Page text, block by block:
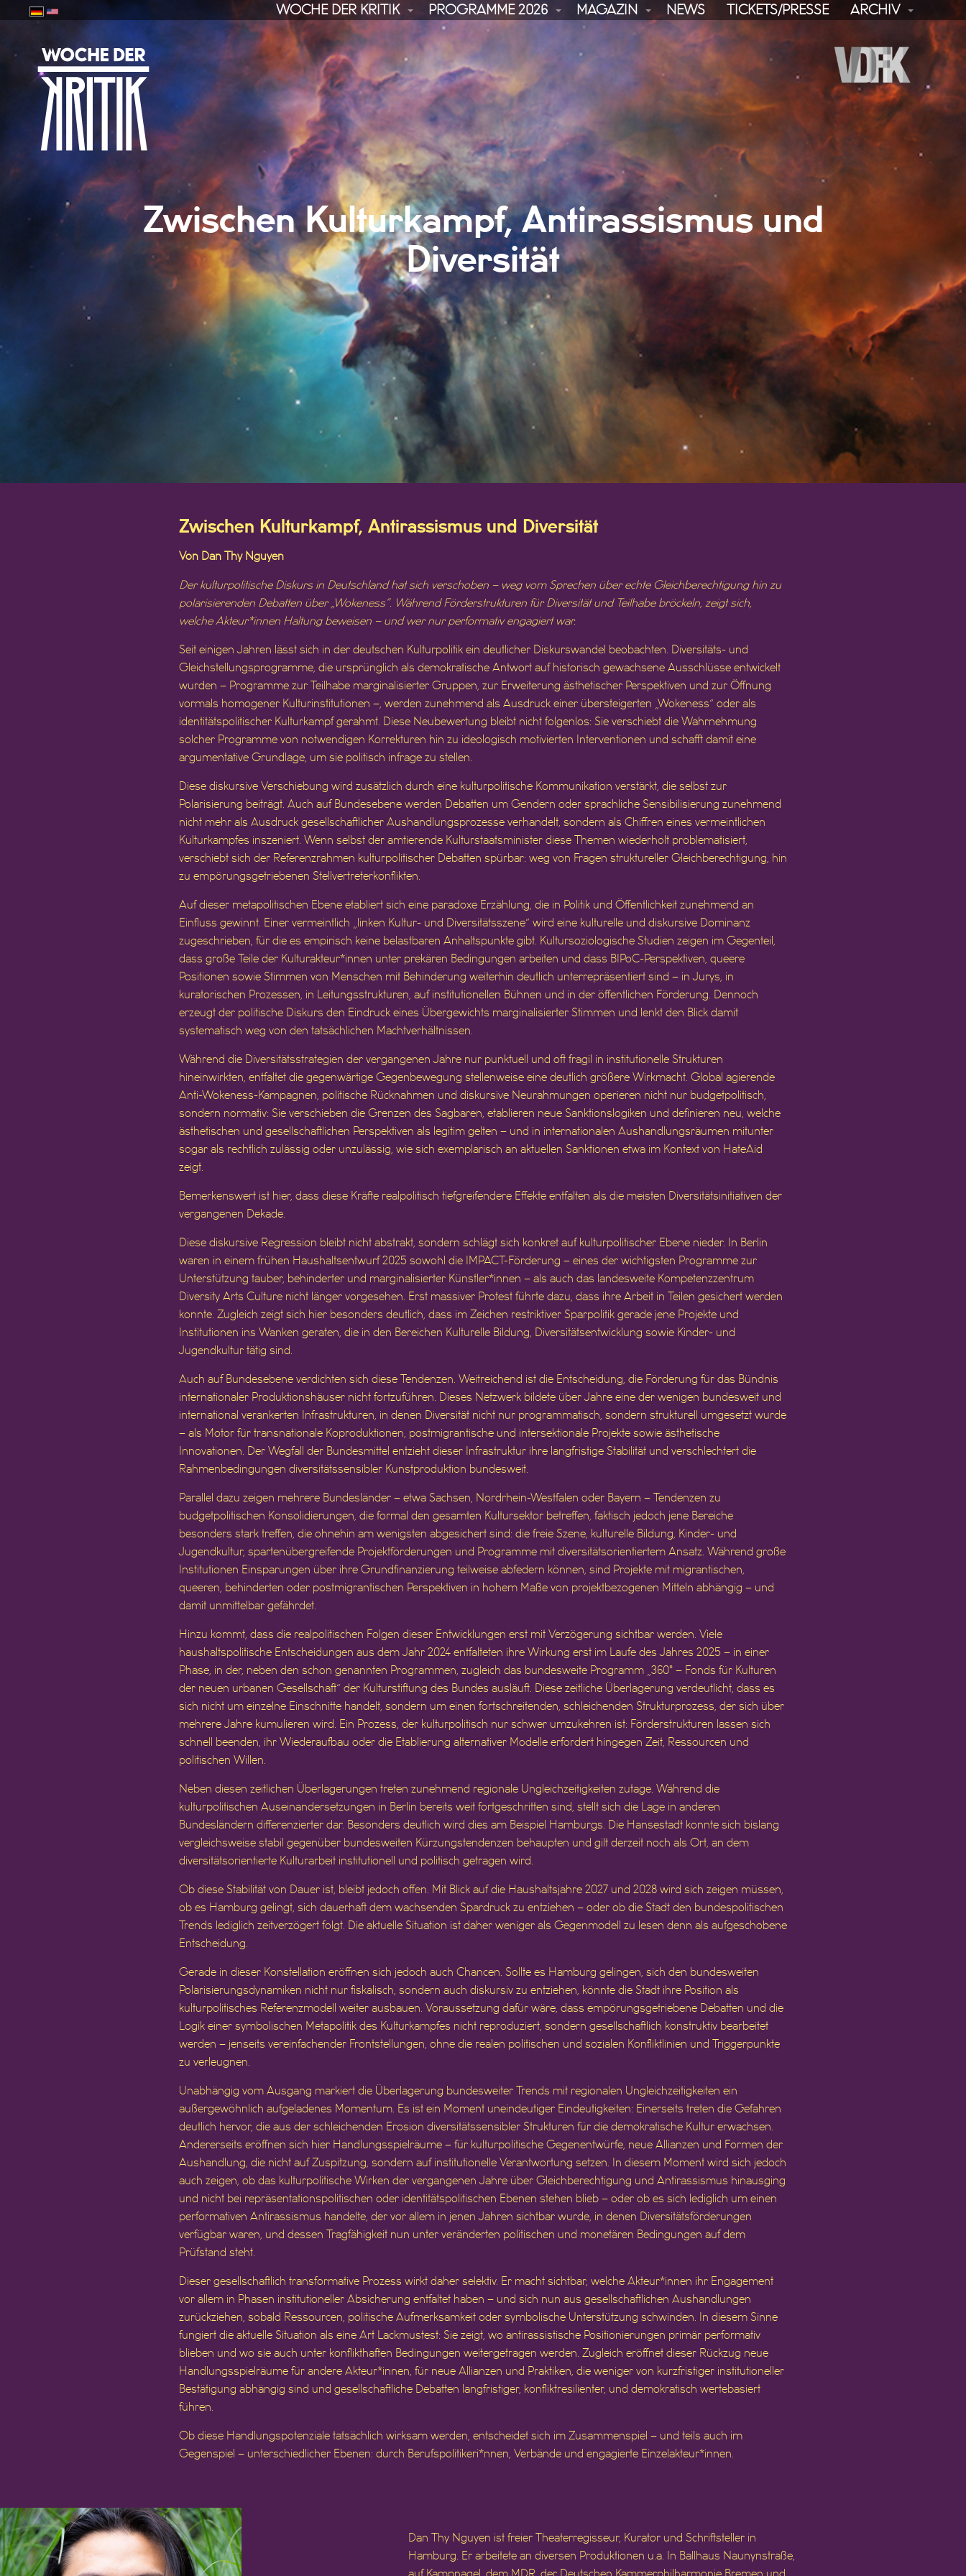
WOCHE DER KRITIK PROGRAMME 2026 MAGAZIN NEWS TICKETS/PRESSE ARCHIV
Zwischen Kulturkampf, Antirassismus und
Diversität
Zwischen Kulturkampf, Antirassismus und Diversität
Von Dan Thy Nguyen
Der kulturpolitische Diskurs in Deutschland hat sich verschoben – weg vom Sprechen über echte Gleichberechtigung hin zu
polarisierenden Debatten über „Wokeness“. Während Förderstrukturen für Diversität und Teilhabe bröckeln, zeigt sich,
welche Akteur*innen Haltung beweisen – und wer nur performativ engagiert war.
Seit einigen Jahren lässt sich in der deutschen Kulturpolitik ein deutlicher Diskurswandel beobachten. Diversitäts- und
Gleichstellungsprogramme, die ursprünglich als demokratische Antwort auf historisch gewachsene Ausschlüsse entwickelt
wurden – Programme zur Teilhabe marginalisierter Gruppen, zur Erweiterung ästhetischer Perspektiven und zur Öffnung
vormals homogener Kulturinstitutionen –, werden zunehmend als Ausdruck einer übersteigerten „Wokeness“ oder als
identitätspolitischer Kulturkampf gerahmt. Diese Neubewertung bleibt nicht folgenlos: Sie verschiebt die Wahrnehmung
solcher Programme von notwendigen Korrekturen hin zu ideologisch motivierten Interventionen und schafft damit eine
argumentative Grundlage, um sie politisch infrage zu stellen.
Diese diskursive Verschiebung wird zusätzlich durch eine kulturpolitische Kommunikation verstärkt, die selbst zur
Polarisierung beiträgt. Auch auf Bundesebene werden Debatten um Gendern oder sprachliche Sensibilisierung zunehmend
nicht mehr als Ausdruck gesellschaftlicher Aushandlungsprozesse verhandelt, sondern als Chiffren eines vermeintlichen
Kulturkampfes inszeniert. Wenn selbst der amtierende Kulturstaatsminister diese Themen wiederholt problematisiert,
verschiebt sich der Referenzrahmen kulturpolitischer Debatten spürbar: weg von Fragen struktureller Gleichberechtigung, hin
zu empörungsgetriebenen Stellvertreterkonflikten.
Auf dieser metapolitischen Ebene etabliert sich eine paradoxe Erzählung, die in Politik und Öffentlichkeit zunehmend an
Einfluss gewinnt. Einer vermeintlich „linken Kultur- und Diversitätsszene“ wird eine kulturelle und diskursive Dominanz
zugeschrieben, für die es empirisch keine belastbaren Anhaltspunkte gibt. Kultursoziologische Studien zeigen im Gegenteil,
dass große Teile der Kulturakteur*innen unter prekären Bedingungen arbeiten und dass BIPoC-Perspektiven, queere
Positionen sowie Stimmen von Menschen mit Behinderung weiterhin deutlich unterrepräsentiert sind – in Jurys, in
kuratorischen Prozessen, in Leitungsstrukturen, auf institutionellen Bühnen und in der öffentlichen Förderung. Dennoch
erzeugt der politische Diskurs den Eindruck eines Übergewichts marginalisierter Stimmen und lenkt den Blick damit
systematisch weg von den tatsächlichen Machtverhältnissen.
Während die Diversitätsstrategien der vergangenen Jahre nur punktuell und oft fragil in institutionelle Strukturen
hineinwirkten, entfaltet die gegenwärtige Gegenbewegung stellenweise eine deutlich größere Wirkmacht. Global agierende
Anti-Wokeness-Kampagnen, politische Rücknahmen und diskursive Neurahmungen operieren nicht nur budgetpolitisch,
sondern normativ: Sie verschieben die Grenzen des Sagbaren, etablieren neue Sanktionslogiken und definieren neu, welche
ästhetischen und gesellschaftlichen Perspektiven als legitim gelten – und in internationalen Aushandlungsräumen mitunter
sogar als rechtlich zulässig oder unzulässig, wie sich exemplarisch an aktuellen Sanktionen etwa im Kontext von HateAid
zeigt.
Bemerkenswert ist hier, dass diese Kräfte realpolitisch tiefgreifendere Effekte entfalten als die meisten Diversitätsinitiativen der
vergangenen Dekade.
Diese diskursive Regression bleibt nicht abstrakt, sondern schlägt sich konkret auf kulturpolitischer Ebene nieder. In Berlin
waren in einem frühen Haushaltsentwurf 2025 sowohl die IMPACT-Förderung – eines der wichtigsten Programme zur
Unterstützung tauber, behinderter und marginalisierter Künstler*innen – als auch das landesweite Kompetenzzentrum
Diversity Arts Culture nicht länger vorgesehen. Erst massiver Protest führte dazu, dass ihre Arbeit in Teilen gesichert werden
konnte. Zugleich zeigt sich hier besonders deutlich, dass im Zeichen restriktiver Sparpolitik gerade jene Projekte und
Institutionen ins Wanken geraten, die in den Bereichen Kulturelle Bildung, Diversitätsentwicklung sowie Kinder- und
Jugendkultur tätig sind.
Auch auf Bundesebene verdichten sich diese Tendenzen. Weitreichend ist die Entscheidung, die Förderung für das Bündnis
internationaler Produktionshäuser nicht fortzuführen. Dieses Netzwerk bildete über Jahre eine der wenigen bundesweit und
international verankerten Infrastrukturen, in denen Diversität nicht nur programmatisch, sondern strukturell umgesetzt wurde
– als Motor für transnationale Koproduktionen, postmigrantische und intersektionale Projekte sowie ästhetische
Innovationen. Der Wegfall der Bundesmittel entzieht dieser Infrastruktur ihre langfristige Stabilität und verschlechtert die
Rahmenbedingungen diversitätssensibler Kunstproduktion bundesweit.
Parallel dazu zeigen mehrere Bundesländer – etwa Sachsen, Nordrhein-Westfalen oder Bayern – Tendenzen zu
budgetpolitischen Konsolidierungen, die formal den gesamten Kultursektor betreffen, faktisch jedoch jene Bereiche
besonders stark treffen, die ohnehin am wenigsten abgesichert sind: die freie Szene, kulturelle Bildung, Kinder- und
Jugendkultur, spartenübergreifende Projektförderungen und Programme mit diversitätsorientiertem Ansatz. Während große
Institutionen Einsparungen über ihre Grundfinanzierung teilweise abfedern können, sind Projekte mit migrantischen,
queeren, behinderten oder postmigrantischen Perspektiven in hohem Maße von projektbezogenen Mitteln abhängig – und
damit unmittelbar gefährdet.
Hinzu kommt, dass die realpolitischen Folgen dieser Entwicklungen erst mit Verzögerung sichtbar werden. Viele
haushaltspolitische Entscheidungen aus dem Jahr 2024 entfalteten ihre Wirkung erst im Laufe des Jahres 2025 – in einer
Phase, in der, neben den schon genannten Programmen, zugleich das bundesweite Programm „360° – Fonds für Kulturen
der neuen urbanen Gesellschaft“ der Kulturstiftung des Bundes ausläuft. Diese zeitliche Überlagerung verdeutlicht, dass es
sich nicht um einzelne Einschnitte handelt, sondern um einen fortschreitenden, schleichenden Strukturprozess, der sich über
mehrere Jahre kumulieren wird. Ein Prozess, der kulturpolitisch nur schwer umzukehren ist: Förderstrukturen lassen sich
schnell beenden, ihr Wiederaufbau oder die Etablierung alternativer Modelle erfordert hingegen Zeit, Ressourcen und
politischen Willen.
Neben diesen zeitlichen Überlagerungen treten zunehmend regionale Ungleichzeitigkeiten zutage. Während die
kulturpolitischen Auseinandersetzungen in Berlin bereits weit fortgeschritten sind, stellt sich die Lage in anderen
Bundesländern differenzierter dar. Besonders deutlich wird dies am Beispiel Hamburgs. Die Hansestadt konnte sich bislang
vergleichsweise stabil gegenüber bundesweiten Kürzungstendenzen behaupten und gilt derzeit noch als Ort, an dem
diversitätsorientierte Kulturarbeit institutionell und politisch getragen wird.
Ob diese Stabilität von Dauer ist, bleibt jedoch offen. Mit Blick auf die Haushaltsjahre 2027 und 2028 wird sich zeigen müssen,
ob es Hamburg gelingt, sich dauerhaft dem wachsenden Spardruck zu entziehen – oder ob die Stadt den bundespolitischen
Trends lediglich zeitverzögert folgt. Die aktuelle Situation ist daher weniger als Gegenmodell zu lesen denn als aufgeschobene
Entscheidung.
Gerade in dieser Konstellation eröffnen sich jedoch auch Chancen. Sollte es Hamburg gelingen, sich den bundesweiten
Polarisierungsdynamiken nicht nur fiskalisch, sondern auch diskursiv zu entziehen, könnte die Stadt ihre Position als
kulturpolitisches Referenzmodell weiter ausbauen. Voraussetzung dafür wäre, dass empörungsgetriebene Debatten und die
Logik einer symbolischen Metapolitik des Kulturkampfes nicht reproduziert, sondern gesellschaftlich konstruktiv bearbeitet
werden – jenseits vereinfachender Frontstellungen, ohne die realen politischen und sozialen Konfliktlinien und Triggerpunkte
zu verleugnen.
Unabhängig vom Ausgang markiert die Überlagerung bundesweiter Trends mit regionalen Ungleichzeitigkeiten ein
außergewöhnlich aufgeladenes Momentum. Es ist ein Moment uneindeutiger Eindeutigkeiten: Einerseits treten die Gefahren
deutlich hervor, die aus der schleichenden Erosion diversitätssensibler Strukturen für die demokratische Kultur erwachsen.
Andererseits eröffnen sich hier Handlungsspielräume – für kulturpolitische Gegenentwürfe, neue Allianzen und Formen der
Aushandlung, die nicht auf Zuspitzung, sondern auf institutionelle Verantwortung setzen. In diesem Moment wird sich jedoch
auch zeigen, ob das kulturpolitische Wirken der vergangenen Jahre über Gleichberechtigung und Antirassismus hinausging
und nicht bei repräsentationspolitischen oder identitätspolitischen Ebenen stehen blieb – oder ob es sich lediglich um einen
performativen Antirassismus handelte, der vor allem in jenen Jahren sichtbar wurde, in denen Diversitätsförderungen
verfügbar waren, und dessen Tragfähigkeit nun unter veränderten politischen und monetären Bedingungen auf dem
Prüfstand steht.
Dieser gesellschaftlich transformative Prozess wirkt daher selektiv. Er macht sichtbar, welche Akteur*innen ihr Engagement
vor allem in Phasen institutioneller Absicherung entfaltet haben – und sich nun aus gesellschaftlichen Aushandlungen
zurückziehen, sobald Ressourcen, politische Aufmerksamkeit oder symbolische Unterstützung schwinden. In diesem Sinne
fungiert die aktuelle Situation als eine Art Lackmustest: Sie zeigt, wo antirassistische Positionierungen primär performativ
blieben und wo sie auch unter konflikthaften Bedingungen weitergetragen werden. Zugleich eröffnet dieser Rückzug neue
Handlungsspielräume für andere Akteur*innen, für neue Allianzen und Praktiken, die weniger von kurzfristiger institutioneller
Bestätigung abhängig sind und gesellschaftliche Debatten langfristiger, konfliktresilienter, und demokratisch wertebasiert
führen.
Ob diese Handlungspotenziale tatsächlich wirksam werden, entscheidet sich im Zusammenspiel – und teils auch im
Gegenspiel – unterschiedlicher Ebenen: durch Berufspolitikeri*nnen, Verbände und engagierte Einzelakteur*innen.
Dan Thy Nguyen ist freier Theaterregisseur, Kurator und Schriftsteller in
Hamburg. Er arbeitete an diversen Produktionen u.a. In Ballhaus Naunynstraße,